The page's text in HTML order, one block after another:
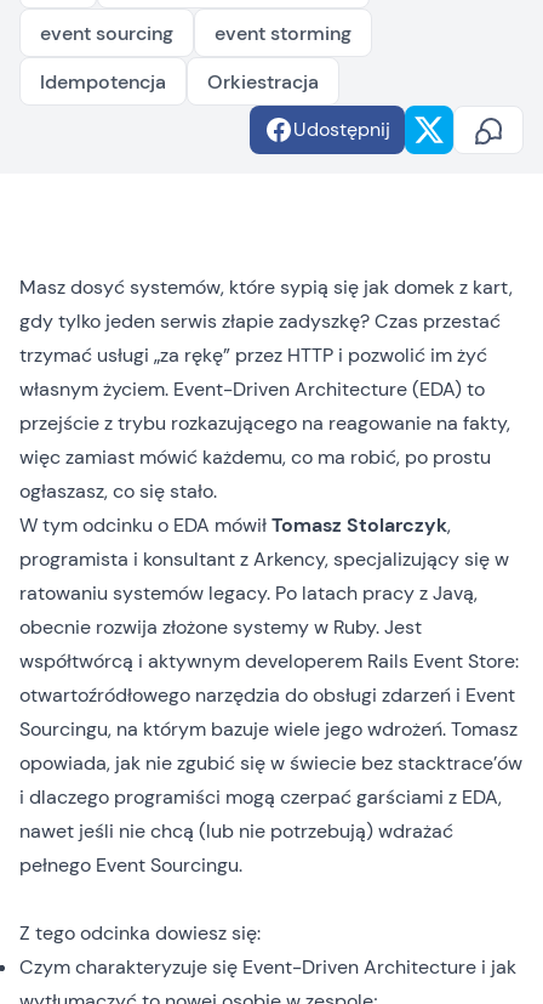
event sourcing
event storming
Idempotencja
Orkiestracja
Udostępnij
Masz dosyć systemów, które sypią się jak domek z kart,
gdy tylko jeden serwis złapie zadyszkę? Czas przestać
trzymać usługi „za rękę” przez HTTP i pozwolić im żyć
własnym życiem. Event-Driven Architecture (EDA) to
przejście z trybu rozkazującego na reagowanie na fakty,
więc zamiast mówić każdemu, co ma robić, po prostu
ogłaszasz, co się stało.
W tym odcinku o EDA mówiłTomasz Stolarczyk,
programista i konsultant z Arkency, specjalizujący się w
ratowaniu systemów legacy. Po latach pracy z Javą,
obecnie rozwija złożone systemy w Ruby. Jest
współtwórcą i aktywnym developerem Rails Event Store:
otwartoźródłowego narzędzia do obsługi zdarzeń i Event
Sourcingu, na którym bazuje wiele jego wdrożeń. Tomasz
opowiada, jak nie zgubić się w świecie bez stacktrace’ów
i dlaczego programiści mogą czerpać garściami z EDA,
nawet jeśli nie chcą (lub nie potrzebują) wdrażać
pełnego Event Sourcingu.
Z tego odcinka dowiesz się:
Czym charakteryzuje się Event-Driven Architecture i jak